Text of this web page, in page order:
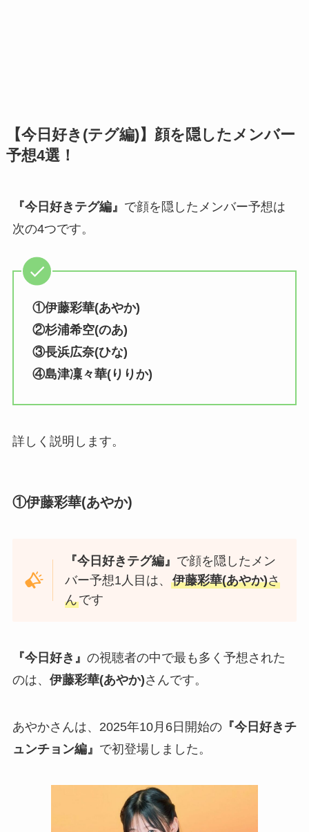
【今日好き(テグ編)】顔を隠したメンバー
予想4選！
『今日好きテグ編』 で顔を隠したメンバー予想は
次の4つです。
①伊藤彩華(あやか)
②杉浦希空(のあ)
③長浜広奈(ひな)
④島津凜々華(りりか)
詳しく説明します。
①伊藤彩華(あやか)
『今日好きテグ編』 で顔を隠したメン
バー予想1人目は、伊藤彩華(あやか)さ
んです
『今日好き』 の視聴者の中で最も多く予想された
のは、 伊藤彩華(あやか)さんです。
あやかさんは、2025年10月6日開始の『今日好きチ
ュンチョン編』 で初登場しました。